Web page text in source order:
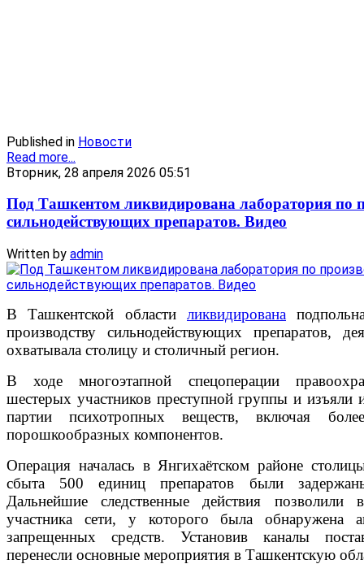
Published in Новости
Read more...
Вторник, 28 апреля 2026 05:51
Под Ташкентом ликвидирована лаборатория по
сильнодействующих препаратов. Видео
Written by admin
В Ташкентской области ликвидирована
производству сильнодействующих препаратов,
охватывала столицу и столичный регион.
В ходе многоэтапной спецоперации
шестерых участников преступной группы и изъяли
партии психотропных веществ, включая
порошкообразных компонентов.
Операция началась в Янгихаётском районе
сбыта 500 единиц препаратов были
Дальнейшие следственные действия позволили
участника сети, у которого была обнаружена
запрещенных средств. Установив каналы
перенесли основные мероприятия в Ташкентскую